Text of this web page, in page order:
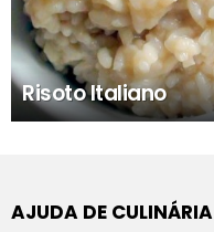
Risoto Italiano
AJUDA DE CULINÁRIA